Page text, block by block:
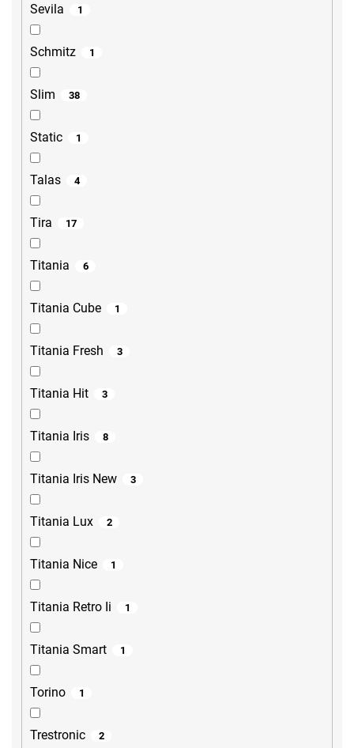
Sevila 1
Schmitz 1
Slim 38
Static 1
Talas 4
Tira 17
Titania 6
Titania Cube 1
Titania Fresh 3
Titania Hit 3
Titania Iris 8
Titania Iris New 3
Titania Lux 2
Titania Nice 1
Titania Retro Ii 1
Titania Smart 1
Torino 1
Trestronic 2